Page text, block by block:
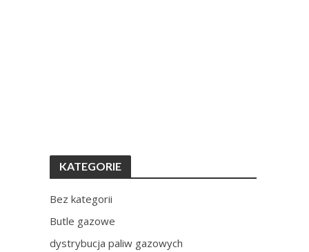
KATEGORIE
Bez kategorii
Butle gazowe
dystrybucja paliw gazowych